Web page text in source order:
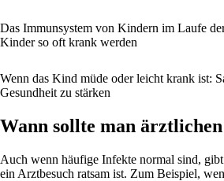
Das Immunsystem von Kindern im Laufe
Kinder so oft krank werden
Wenn das Kind müde oder leicht krank ist:
Gesundheit zu stärken
Wann sollte man ärztlichen
Auch wenn häufige Infekte normal sind,
ein Arztbesuch ratsam ist. Zum Beispiel,